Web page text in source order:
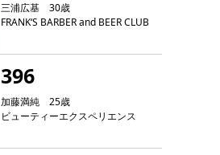
三浦広基 30歳
FRANK‘S BARBER and BEER CLUB
396
加藤満純 25歳
ビューティーエクスペリエンス